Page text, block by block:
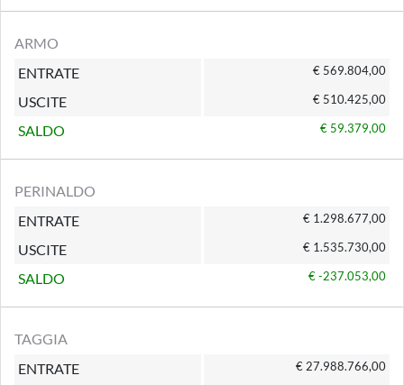
ARMO
ENTRATE
€ 569.804,00
USCITE € 510.425,00
SALDO € 59.379,00
PERINALDO
ENTRATE
€ 1.298.677,00
USCITE € 1.535.730,00
SALDO € -237.053,00
TAGGIA
ENTRATE
€ 27.988.766,00